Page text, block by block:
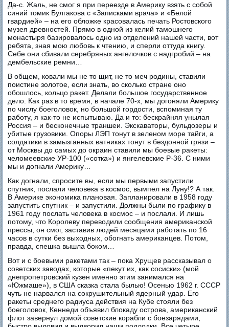
Да-с. Жаль, не смог я при переезде в Америку взять с собой
синий томик Булгакова с «Записками врача» и «Белой
гвардией» – на его обложке красовалась печать Ростовского
музея древностей. Прямо в одной из келий тамошнего
монастыря базировалось одно из отделений нашей части, вот
ребята, зная мою любовь к чтению, и сперли оттуда книгу.
Себе они сбивали серебряных ангелочков с надгробий – на
дембельские ремни…
В общем, ковали мы не то щит, не то меч родины, ставили
поистине золотое, если знать, во сколько стране оно
обошлось, кольцо ракет. Делали большое государственное
дело. Как раз в то время, в начале 70-х, мы догоняли Америку
по числу боеголовок, но большой гордости, вспоминая ту
работу, я как-то не испытываю. Да и то: бескрайняя унылая
Россия – и бесконечные траншеи. Экскаваторы, бульдозеры и
убитые грузовики. Опоры ЛЭП тонут в зеленом море тайги, а
солдатики в замызганных ватниках тонут в бездонной грязи –
от Москвы до самых до окраин ставили мы боевые ракеты:
челомеевские УР-100 («сотка») и янгелевские Р-36. С ними
мы и догнали Америку…
Как догнали, спросите вы, если мы первыми запустили
спутник, послали человека в космос, вымпел на Луну!? А так.
В Америке экономика плановая. Запланировали в 1958 году
запустить спутник – и запустили. Должны были по графику в
1961 году послать человека в космос – и послали. И лишь
потому, что Королеву переводили сообщения американской
прессы, он смог, заставив людей месяцами работать по 16
часов в сутки без выходных, обогнать американцев. Потом,
правда, спешка вышла боком…
Вот и с боевыми ракетами так – пока Хрущев рассказывал о
советских заводах, которые «пекут их, как сосиски» (мой
днепропетровский кузен именно этим занимался на
«Южмаше»), в США сказка стала былью! Осенью 1962 г. СССР
чуть не нарвался на сокрушительный ядерный удар. Его
ракеты среднего радиуса действия на Кубе стояли без
боеголовок, Кеннеди объявил блокаду острова, американский
флот завернул домой советские корабли с боезарядами,